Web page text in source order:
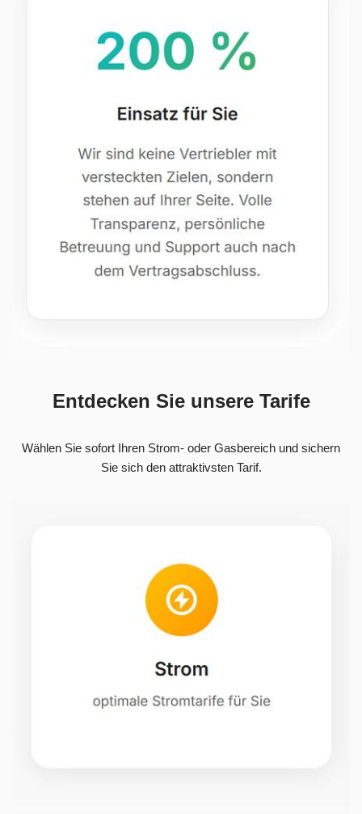
Entdecken Sie unsere Tarife
Wählen Sie sofort Ihren Strom- oder Gasbereich und sichern
Sie sich den attraktivsten Tarif.